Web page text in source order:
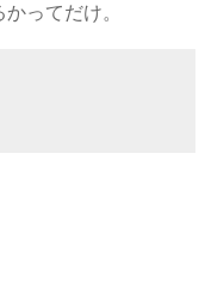
ってだけ。